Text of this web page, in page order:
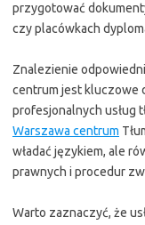
przygotować
czy placówkach
Znalezienie
centrum jest kluczowe
profesjonalnych usług
Warszawa centrum
władać językiem, ale
prawnych i procedur
Warto zaznaczyć, że